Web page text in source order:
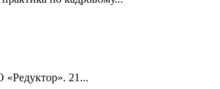
«Редуктор». 21...